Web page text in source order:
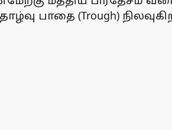
பாதை (Trough)